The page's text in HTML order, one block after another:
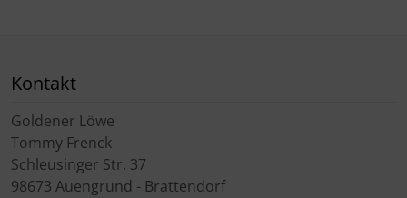
Kontakt
Goldener Löwe
Tommy Frenck
Schleusinger Str. 37
98673 Auengrund - Brattendorf